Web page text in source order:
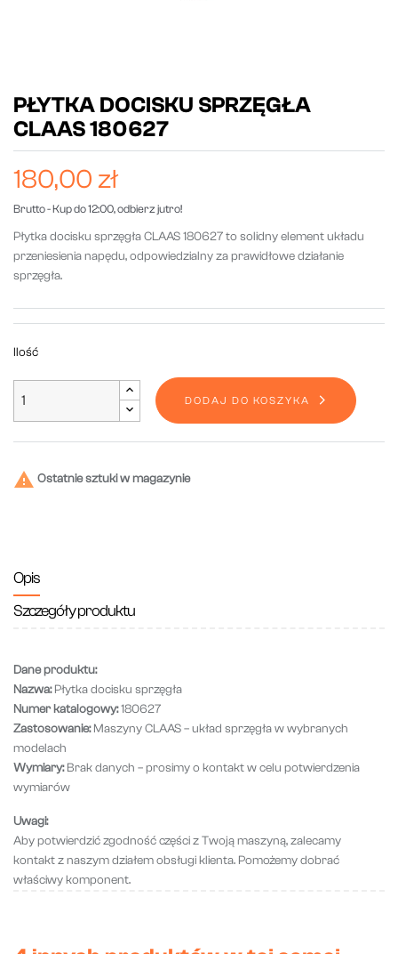
PŁYTKA DOCISKU SPRZĘGŁA
CLAAS 180627
180,00 zł
Brutto- Kup do 12:00, odbierz jutro!
Płytka docisku sprzęgła CLAAS 180627 to solidny element układu
przeniesienia napędu, odpowiedzialny za prawidłowe działanie
sprzęgła.
Ilość
DODAJ DO KOSZYKA
 Ostatnie sztuki w magazynie
Opis
Szczegóły produktu
Dane produktu:
Nazwa:Płytka docisku sprzęgła
Numer katalogowy:180627
Zastosowanie:Maszyny CLAAS – układ sprzęgła w wybranych
modelach
Wymiary:Brak danych – prosimy o kontakt w celu potwierdzenia
wymiarów
Uwagi:
Aby potwierdzić zgodność części z Twoją maszyną, zalecamy
kontakt z naszym działem obsługi klienta. Pomożemy dobrać
właściwy komponent.